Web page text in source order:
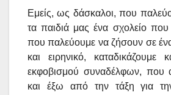
Εμείς, ως δάσκαλοι, που
τα παιδιά μας ένα σχολείο
που παλεύουμε να ζήσουν σε
και ειρηνικό, καταδικάζουμε
εκφοβισμού συναδέλφων, που
και έξω από την τάξη για